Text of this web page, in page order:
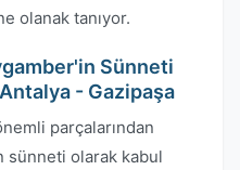
olanak tanıyor.
Sünneti
- Gazipaşa
parçalarından
sünneti olarak kabul